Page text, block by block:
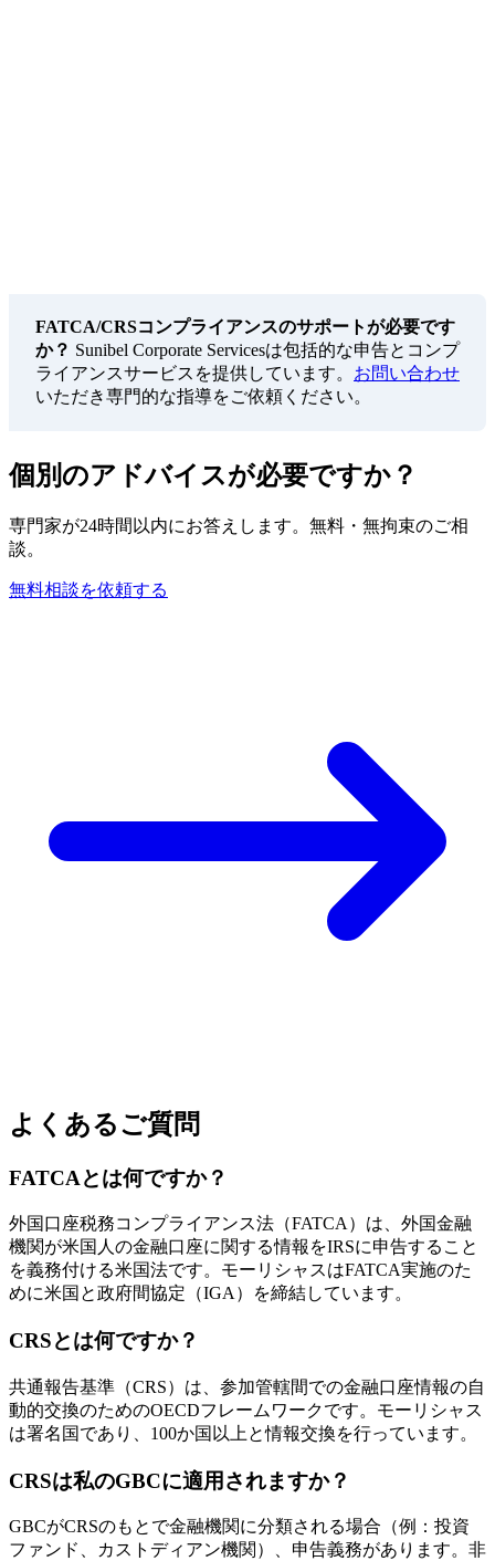
FATCA/CRSコンプライアンスのサポートが必要です
か？ Sunibel Corporate Servicesは包括的な申告とコンプ
ライアンスサービスを提供しています。 お問い合わせ
いただき専門的な指導をご依頼ください。
個別のアドバイスが必要ですか？
専門家が24時間以内にお答えします。無料・無拘束のご相
談。
無料相談を依頼する
よくあるご質問
FATCAとは何ですか？
外国口座税務コンプライアンス法（FATCA）は、外国金融
機関が米国人の金融口座に関する情報をIRSに申告すること
を義務付ける米国法です。モーリシャスはFATCA実施のた
めに米国と政府間協定（IGA）を締結しています。
CRSとは何ですか？
共通報告基準（CRS）は、参加管轄間での金融口座情報の自
動的交換のためのOECDフレームワークです。モーリシャス
は署名国であり、100か国以上と情報交換を行っています。
CRSは私のGBCに適用されますか？
GBCがCRSのもとで金融機関に分類される場合（例：投資
ファンド、カストディアン機関）、申告義務があります。非